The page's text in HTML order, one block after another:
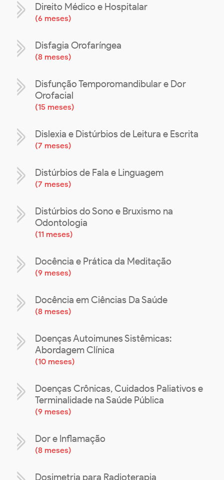
Direito Médico e Hospitalar
(6 meses)
Disfagia Orofaríngea
(8 meses)
Disfunção Temporomandibular e Dor
Orofacial
(15 meses)
Dislexia e Distúrbios de Leitura e Escrita
(7 meses)
Distúrbios de Fala e Linguagem
(7 meses)
Distúrbios do Sono e Bruxismo na
Odontologia
(11 meses)
Docência e Prática da Meditação
(9 meses)
Docência em Ciências Da Saúde
(8 meses)
Doenças Autoimunes Sistêmicas:
Abordagem Clínica
(10 meses)
Doenças Crônicas, Cuidados Paliativos e
Terminalidade na Saúde Pública
(9 meses)
Dor e Inflamação
(8 meses)
Dosimetria para Radioterapia